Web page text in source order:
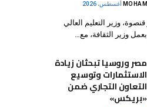
وزير التعليم العالي
وزير الثقافة، مع…
مصر وروسيا تبحثان زيادة
الاستثمارات وتوسيع
التعاون التجاري ضمن
«بريكس»